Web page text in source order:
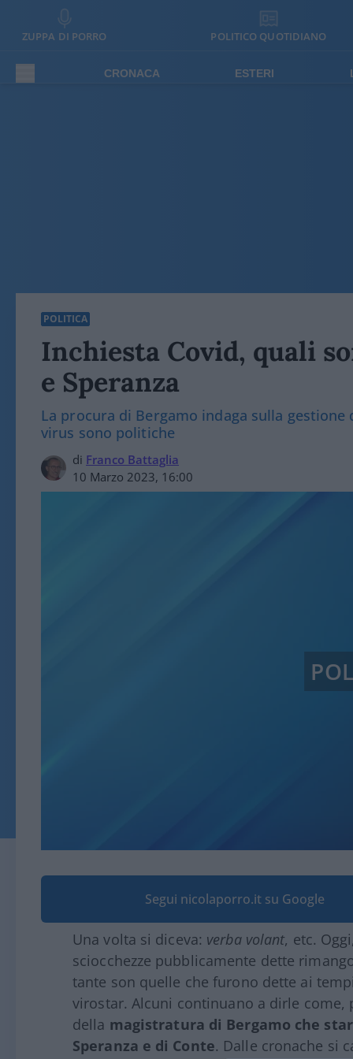
ZUPPA DI PORRO POLITICO QUOTIDIANO
CRONACA ESTERI
POLITICA
Inchiesta Covid, quali
e Speranza
La procura di Bergamo indaga sulla
virus sono politiche
di Franco Battaglia
10 Marzo 2023, 16:00
Segui nicolaporro.it su Google
Una volta si diceva: verba volant, etc.
sciocchezze pubblicamente dette
tante son quelle che furono dette ai
virostar. Alcuni continuano a dirle
della magistratura di Bergamo che
Speranza e di Conte. Dalle cronache si